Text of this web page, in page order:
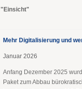
"Einsicht"
Mehr Digitalisierung und
Januar 2026
Anfang Dezember 2025
Paket zum Abbau